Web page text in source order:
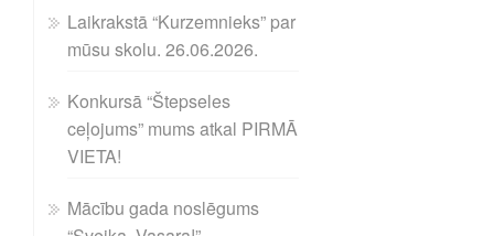
Laikrakstā “Kurzemnieks” par
mūsu skolu. 26.06.2026.
Konkursā “Štepseles
ceļojums” mums atkal PIRMĀ
VIETA!
Mācību gada noslēgums